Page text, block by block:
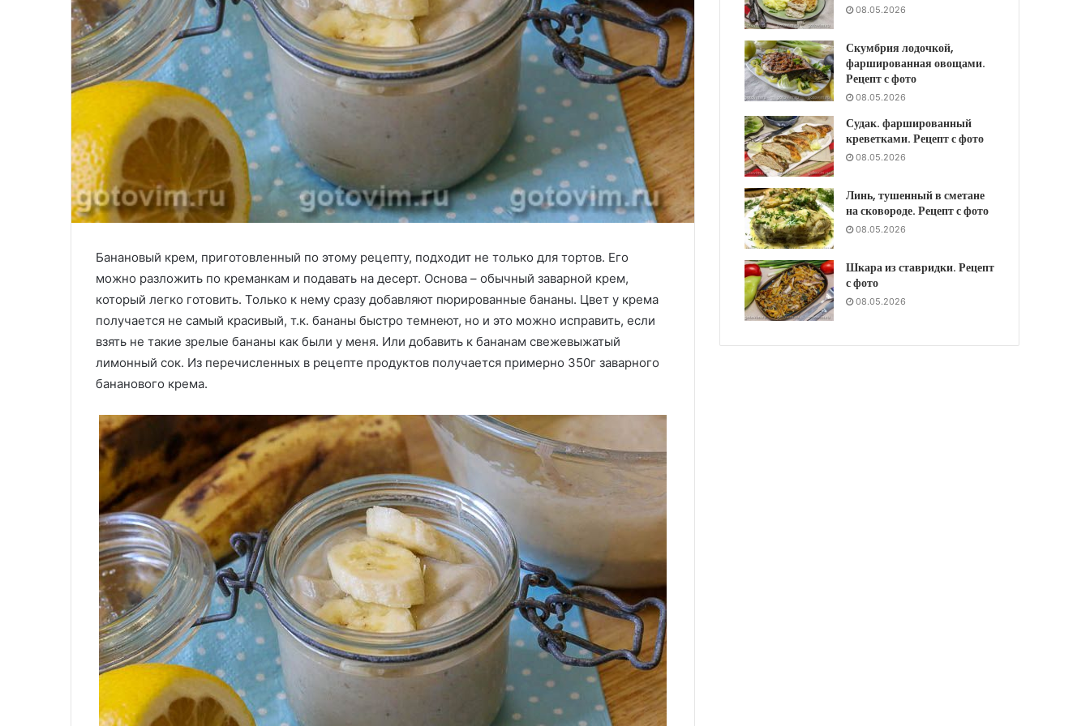
Банановый крем, приготовленный по этому рецепту, подходит не только для тортов. Его
можно разложить по креманкам и подавать на десерт. Основа – обычный заварной крем,
который легко готовить. Только к нему сразу добавляют пюрированные бананы. Цвет у крема
получается не самый красивый, т.к. бананы быстро темнеют, но и это можно исправить, если
взять не такие зрелые бананы как были у меня. Или добавить к бананам свежевыжатый
лимонный сок. Из перечисленных в рецепте продуктов получается примерно 350г заварного
бананового крема.
08.05.2026
Скумбрия лодочкой,
фаршированная овощами.
Рецепт с фото
08.05.2026
Судак. фаршированный
креветками. Рецепт с фото
08.05.2026
Линь, тушенный в сметане
на сковороде. Рецепт с фото
08.05.2026
Шкара из ставридки. Рецепт
с фото
08.05.2026